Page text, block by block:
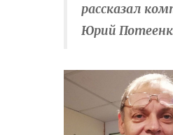
рассказал
Юрий